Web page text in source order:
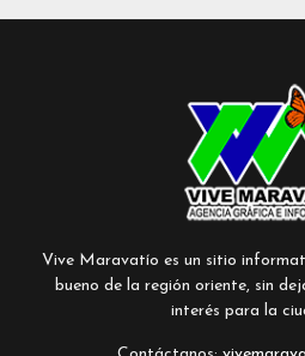
Vive Maravatío es un sitio
bueno de la región oriente, sin
interés para la